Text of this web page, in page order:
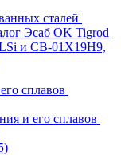
сталей
Эсаб OK Tigrod
и СВ-01Х19Н9,
сплавов
и его сплавов